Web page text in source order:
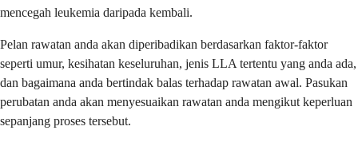
mencegah leukemia daripada kembali.
Pelan rawatan anda akan diperibadikan berdasarkan faktor-faktor
seperti umur, kesihatan keseluruhan, jenis LLA tertentu yang anda ada,
dan bagaimana anda bertindak balas terhadap rawatan awal. Pasukan
perubatan anda akan menyesuaikan rawatan anda mengikut keperluan
sepanjang proses tersebut.